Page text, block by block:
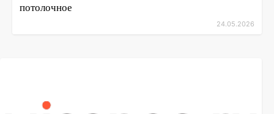
потолочное
24.05.2026